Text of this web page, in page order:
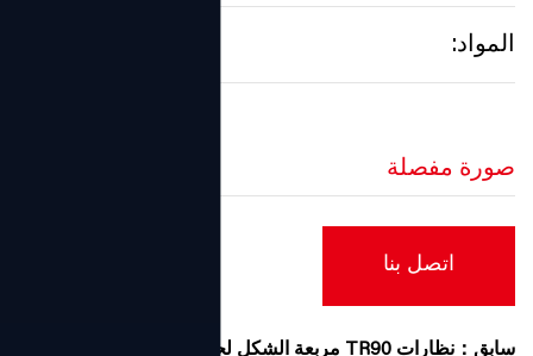
المواد:
صورة مفصلة
اتصل بنا
سابق：نظارات TR90 مربعة الشكل لحجب الضوء الأزرق